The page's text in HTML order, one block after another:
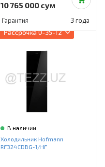
10 765 000 сум
Гарантия 3 года
Рассрочка0-35-12
В наличии
Холодильник Hofmann
RF324CDBG-1/HF